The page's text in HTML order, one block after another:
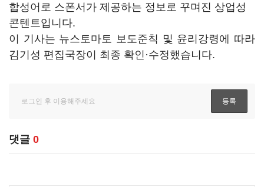
합성어로 스폰서가 제공하는 정보로 꾸며진 상업성
콘텐트입니다.
이 기사는 뉴스토마토 보도준칙 및 윤리강령에 따라
김기성 편집국장이 최종 확인·수정했습니다.
댓글 0